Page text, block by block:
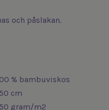
och påslakan.
% bambuviskos
cm
gram/m2